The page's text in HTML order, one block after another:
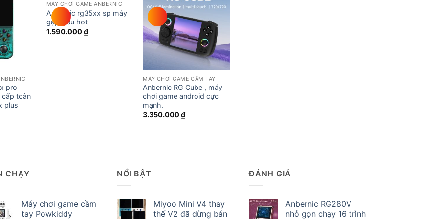
Add to
pro
cấp toàn
plus
Add to
wishlist
MÁY CHƠI GAME ANBERNIC
Anbernic rg35xx sp máy
gập siêu hot
1.590.000₫
Add to
MÁY CHƠI GAME CẦM TAY
Anbernic RG Cube , máy
chơi game android cực
mạnh.
3.350.000₫
CHẠY
Máy chơi game cầm
tay Powkiddy
NỔI BẬT
Miyoo Mini V4 thay
thế V2 đã dừng bán
ĐÁNH GIÁ
Anbernic RG280V
nhỏ gọn chạy 16 trình